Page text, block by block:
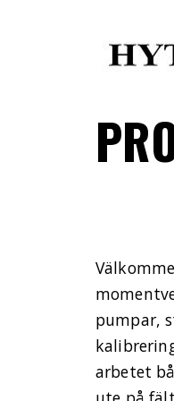
pumpar,
arbetet